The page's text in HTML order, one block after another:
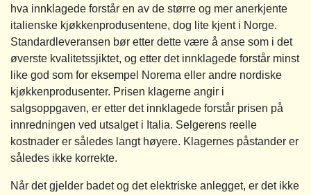
hva innklagede forstår en av de større og mer anerkjente
italienske kjøkkenprodusentene, dog lite kjent i Norge.
Standardleveransen bør etter dette være å anse som i det
øverste kvalitetssjiktet, og etter det innklagede forstår minst
like god som for eksempel Norema eller andre nordiske
kjøkkenprodusenter. Prisen klagerne angir i
salgsoppgaven, er etter det innklagede forstår prisen på
innredningen ved utsalget i Italia. Selgerens reelle
kostnader er således langt høyere. Klagernes påstander er
således ikke korrekte.
Når det gjelder badet og det elektriske anlegget, er det ikke